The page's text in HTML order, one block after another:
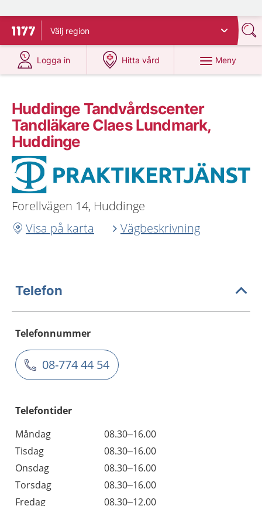
Till startsidan för 1177
Välj region
Logga in
på 1177.se
Hitta vård
på 1177.se
Meny
Huddinge Tandvårdscenter
Tandläkare Claes Lundmark,
Huddinge
Forellvägen 14, Huddinge
Visa på karta
Vägbeskrivning
Telefon
Telefonnummer
08-774 44 54
Telefontider
Måndag
08.30–16.00
Tisdag
08.30–16.00
Onsdag
08.30–16.00
Torsdag
08.30–16.00
Fredag
08.30–12.00